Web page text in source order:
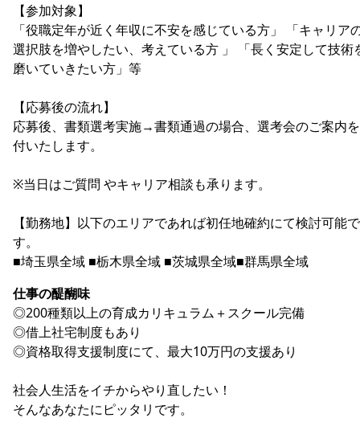
【参加対象】
「役職定年が近く年収に不安を感じている方」 「キャリア
選択肢を増やしたい、考えている方 」 「長く安定して技術
磨いていきたい方」等
【応募後の流れ】
応募後、書類選考実施→書類通過の場合、選考会のご案内
付いたします。
※当日はご質問 やキャリア相談も承ります。
【勤務地】以下のエリアであれば初任地確約にて検討可能で
す。
■埼玉県全域 ■栃木県全域 ■茨城県全域■群馬県全域
仕事の醍醐味
◎200種類以上の育成カリキュラム＋スクール完備
◎借上社宅制度もあり
◎資格取得支援制度にて、最大10万円の支援あり
社会人生活をイチからやり直したい！
そんなあなたにピッタリです。